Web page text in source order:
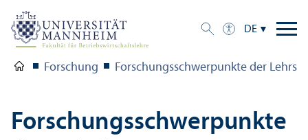
DE
Forschung Forschungs­schwerpunkte der
Forschungs­schwerpunkte